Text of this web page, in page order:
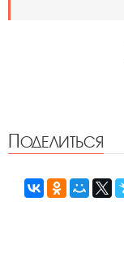
Поделиться